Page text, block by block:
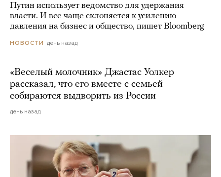
Путин использует ведомство для удержания
власти. И все чаще склоняется к усилению
давления на бизнес и общество, пишет Bloomberg
НОВОСТИ день назад
«Веселый молочник» Джастас Уолкер
рассказал, что его вместе с семьей
собираются выдворить из России
день назад